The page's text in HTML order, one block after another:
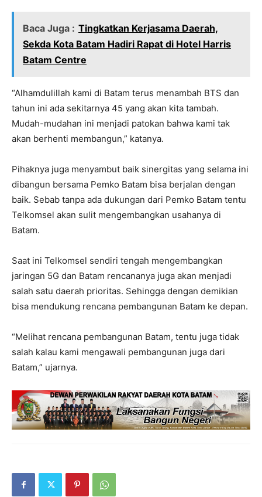
Baca Juga : Tingkatkan Kerjasama Daerah,
Sekda Kota Batam Hadiri Rapat di Hotel Harris
Batam Centre
“Alhamdulillah kami di Batam terus menambah BTS dan
tahun ini ada sekitarnya 45 yang akan kita tambah.
Mudah-mudahan ini menjadi patokan bahwa kami tak
akan berhenti membangun,” katanya.
Pihaknya juga menyambut baik sinergitas yang selama ini
dibangun bersama Pemko Batam bisa berjalan dengan
baik. Sebab tanpa ada dukungan dari Pemko Batam tentu
Telkomsel akan sulit mengembangkan usahanya di
Batam.
Saat ini Telkomsel sendiri tengah mengembangkan
jaringan 5G dan Batam rencananya juga akan menjadi
salah satu daerah prioritas. Sehingga dengan demikian
bisa mendukung rencana pembangunan Batam ke depan.
“Melihat rencana pembangunan Batam, tentu juga tidak
salah kalau kami mengawali pembangunan juga dari
Batam,” ujarnya.